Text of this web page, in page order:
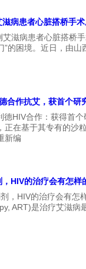
病患者心脏搭桥手
艾滋病患者心脏搭
”的困境。近日，由
合作抗艾，获首个研
德HIV合作：获得
正在基于其专有的沙
新编
HIV的治疗会有怎样
剂，HIV的治疗会有
ART)是治疗艾滋病